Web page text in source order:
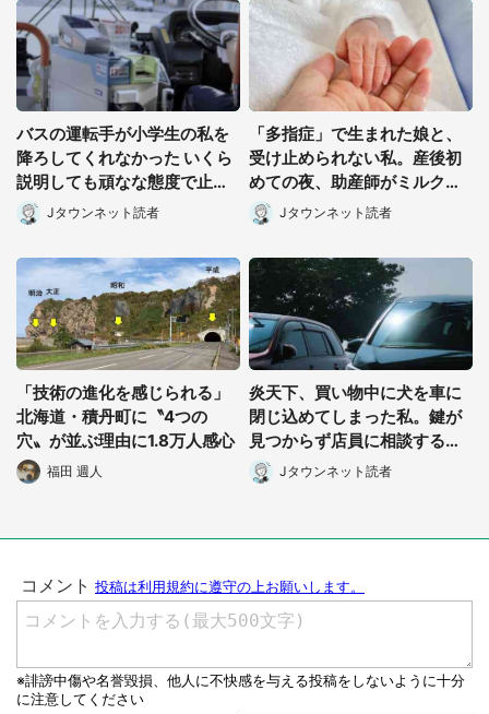
バスの運転手が小学生の私を
降ろしてくれなかった いくら
説明しても頑なな態度で止め
られ(北海道・50代女性)
Jタウンネット読者
「多指症」で生まれた娘と、
受け止められない私。産後初
めての夜、助産師がミルクを
あげてるのを見て...(静岡県・
20代女性)
Jタウンネット読者
「技術の進化を感じられる」
北海道・積丹町に〝4つの
穴〟が並ぶ理由に1.8万人感心
福田 週人
炎天下、買い物中に犬を車に
閉じ込めてしまった私。鍵が
見つからず店員に相談すると
(茨城県・50代女性)
Jタウンネット読者